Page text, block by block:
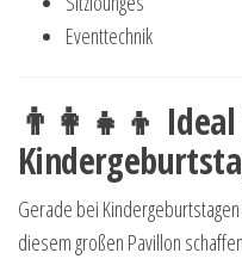
Eventtechnik
👨👩👧👦
Gerade bei
diesem großen Pavillon